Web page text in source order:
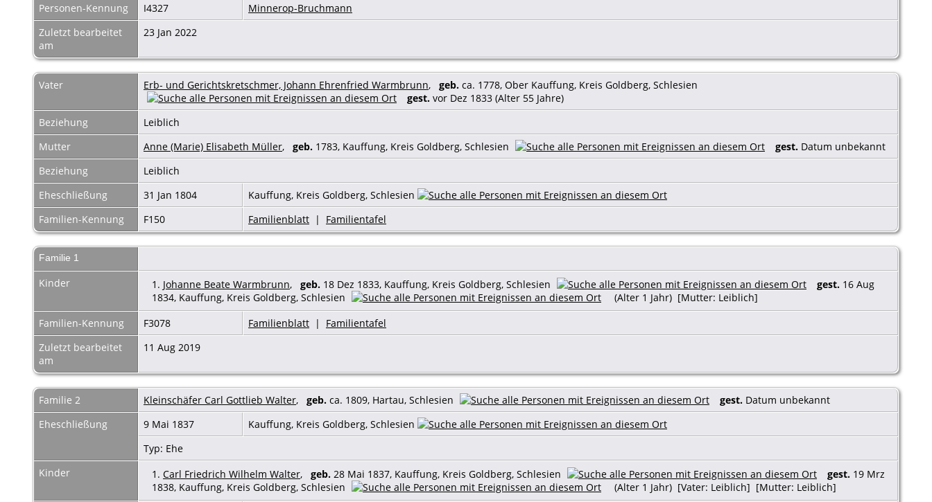
Personen-Kennung
I4327
Minnerop-Bruchmann
Zuletzt bearbeitet
am
23 Jan 2022
Vater Erb- und Gerichtskretschmer, Johann Ehrenfried Warmbrunn, geb. ca. 1778, Ober Kauffung, Kreis Goldberg, Schlesien
gest. vor Dez 1833 (Alter 55 Jahre)
Beziehung
Leiblich
Mutter
Anne (Marie) Elisabeth Müller, geb. 1783, Kauffung, Kreis Goldberg, Schlesien gest. Datum unbekannt
Beziehung
Leiblich
Eheschließung
31 Jan 1804
Kauffung, Kreis Goldberg, Schlesien
Familien-Kennung
F150 Familienblatt | Familientafel
Familie 1
Kinder 1. Johanne Beate Warmbrunn, geb. 18 Dez 1833, Kauffung, Kreis Goldberg, Schlesien gest. 16 Aug
1834, Kauffung, Kreis Goldberg, Schlesien
(Alter 1 Jahr) [Mutter: Leiblich]
Familien-Kennung
F3078 Familienblatt | Familientafel
Zuletzt bearbeitet
am
11 Aug 2019
Familie 2 Kleinschäfer Carl Gottlieb Walter, geb. ca. 1809, Hartau, Schlesien gest. Datum unbekannt
Eheschließung
9 Mai 1837
Kauffung, Kreis Goldberg, Schlesien
Typ: Ehe
Kinder
1. Carl Friedrich Wilhelm Walter, geb. 28 Mai 1837, Kauffung, Kreis Goldberg, Schlesien gest. 19 Mrz
1838, Kauffung, Kreis Goldberg, Schlesien
(Alter 1 Jahr) [Vater: Leiblich] [Mutter: Leiblich]